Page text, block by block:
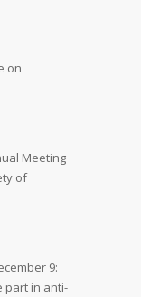
on
Meeting
of
9:
part in anti-